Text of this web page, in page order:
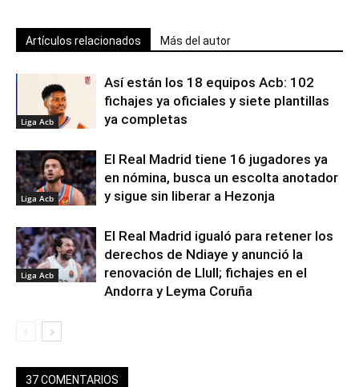
Artículos relacionados Más del autor
Liga Acb
Así están los 18 equipos Acb: 102
fichajes ya oficiales y siete plantillas
ya completas
Liga Acb
El Real Madrid tiene 16 jugadores ya
en nómina, busca un escolta anotador
y sigue sin liberar a Hezonja
Liga Acb
El Real Madrid igualó para retener los
derechos de Ndiaye y anunció la
renovación de Llull; fichajes en el
Andorra y Leyma Coruña
37 COMENTARIOS